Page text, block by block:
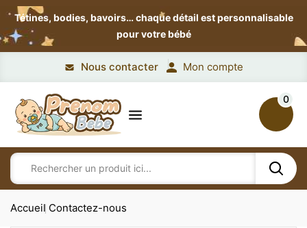
Tétines, bodies, bavoirs…chaque détail est personnalisable
pour votre bébé
Nous contacter Mon compte
0
Accueil Contactez-nous